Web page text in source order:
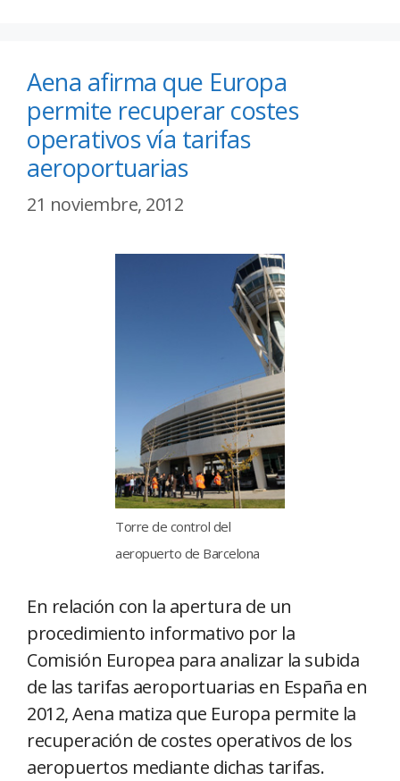
Aena afirma que Europa
permite recuperar costes
operativos vía tarifas
aeroportuarias
21 noviembre, 2012
Torre de control del
aeropuerto de Barcelona
En relación con la apertura de un
procedimiento informativo por la
Comisión Europea para analizar la subida
de las tarifas aeroportuarias en España en
2012, Aena matiza que Europa permite la
recuperación de costes operativos de los
aeropuertos mediante dichas tarifas.